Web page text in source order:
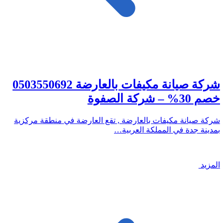
شركة صيانة مكيفات بالعارضة 0503550692
خصم 30% – شركة الصفوة
شركة صيانة مكيفات بالعارضة , تقع العارضة في منطقة مركزية
بمدينة جدة في المملكة العربية…
المزيد